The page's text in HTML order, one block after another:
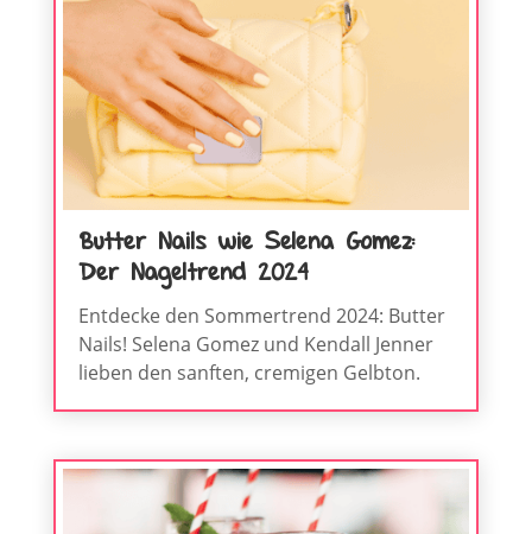
Butter Nails wie Selena Gomez:
Der Nageltrend 2024
Entdecke den Sommertrend 2024: Butter
Nails! Selena Gomez und Kendall Jenner
lieben den sanften, cremigen Gelbton.